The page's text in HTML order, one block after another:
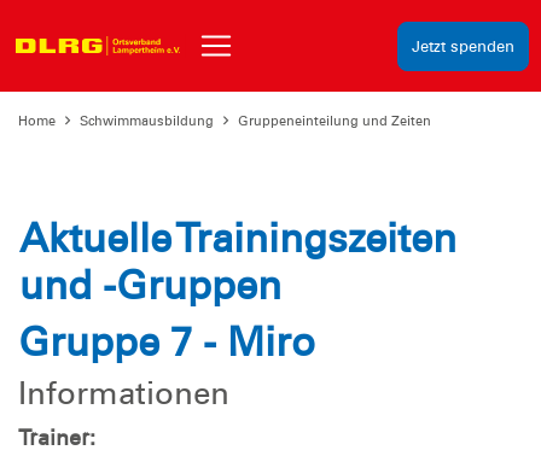
Jetzt spenden
Home Schwimmausbildung Gruppeneinteilung und Zeiten
Aktuelle Trainingszeiten
und -Gruppen
Gruppe 7 - Miro
Informationen
Trainer: